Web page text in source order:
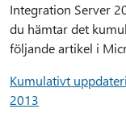
Integration Server
du hämtar det
följande artikel i
Kumulativt
2013